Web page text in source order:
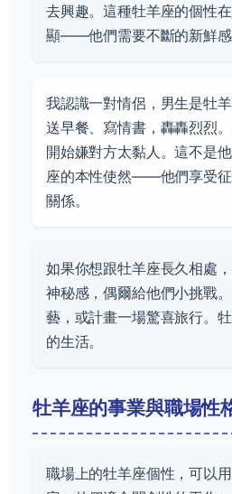
去興趣。這種牡羊座的個性
顯——他們需要不斷的新鮮感
我認識一對情侶，男生是牡
送早餐、寫情書，轟轟烈烈
開始嫌對方太黏人。這不是
座的本性使然——他們享受
關係。
如果你想跟牡羊座長久相處
神秘感，偶爾給他們小挑戰
藝，或計畫一場驚喜旅行。
的生活。
牡羊座的事業與職場性
職場上的牡羊座個性，可以